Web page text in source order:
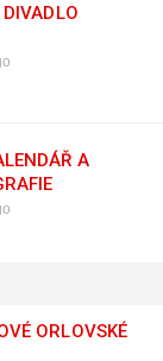
A
ORLOVSKÉ